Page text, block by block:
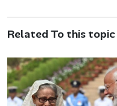
Related To this topic